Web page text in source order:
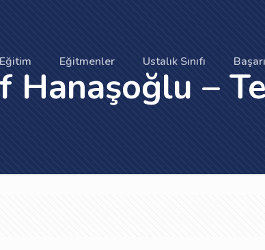
Eğitim Eğitmenler Ustalık Sınıfı
Hanaşoğlu –